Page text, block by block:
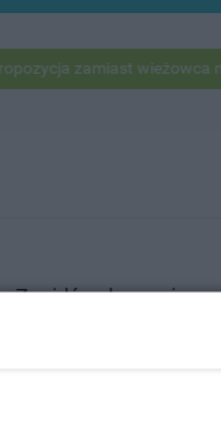
zamiast wieżowca na
Znajdź ogłoszenie